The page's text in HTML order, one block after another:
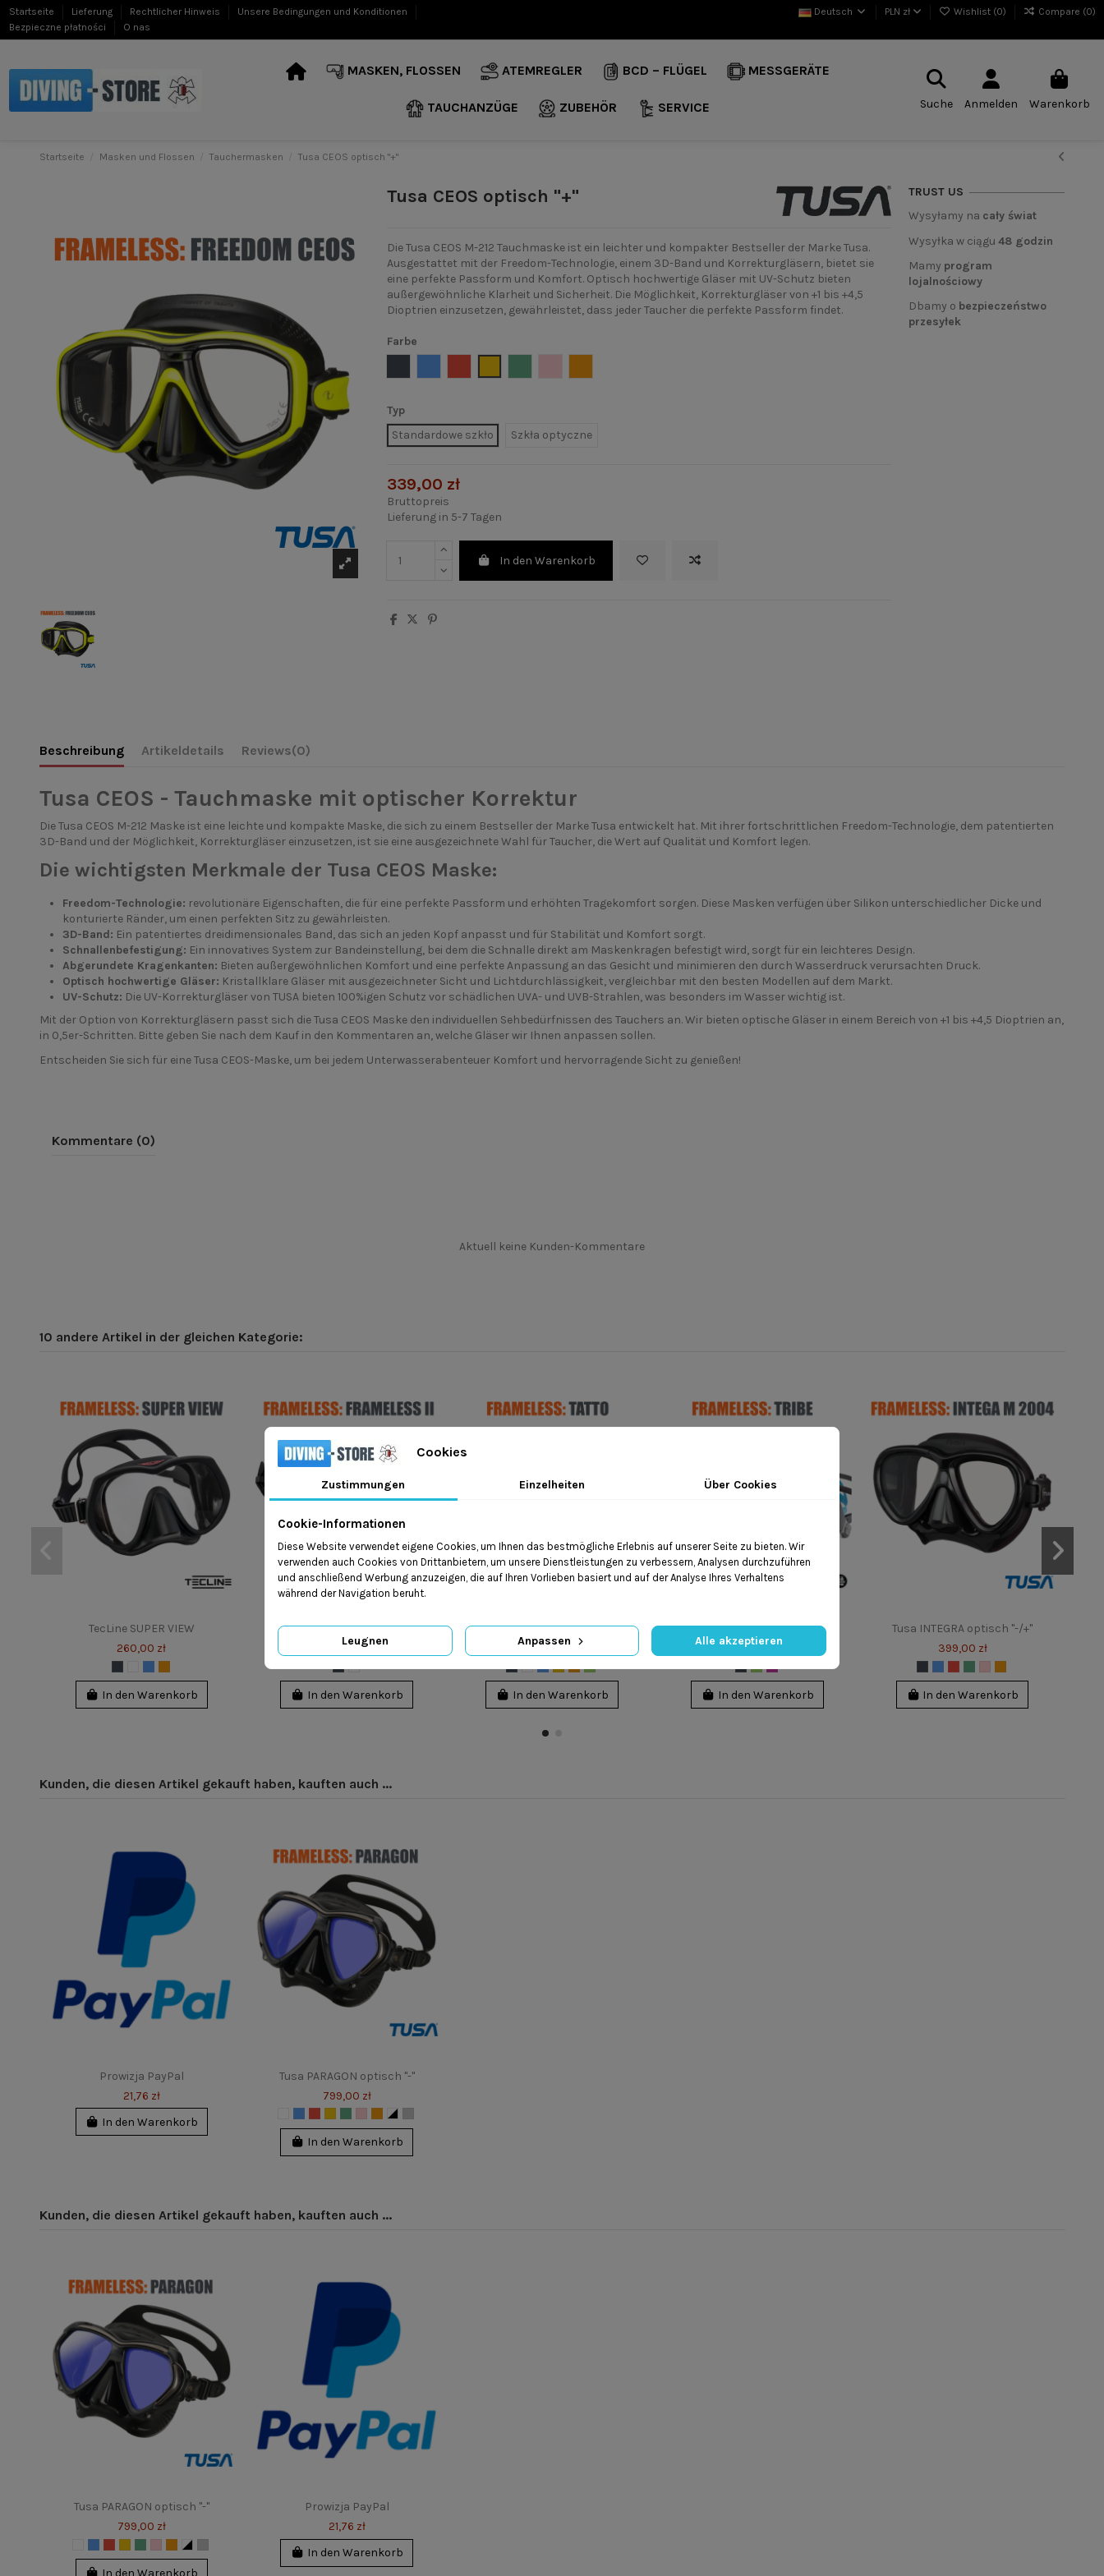
Startseite Lieferung Rechtlicher Hinweis
Unsere Bedingungen und Konditionen
Bezpieczne płatności
O nas
Deutsch PLN zł Wishlist (0) Compare (0)
MASKEN, FLOSSEN ATEMREGLER BCD – FLÜGEL MESSGERÄTE
TAUCHANZÜGE ZUBEHÖR SERVICE Suche Anmelden Warenkorb
Startseite Masken und Flossen Tauchermasken Tusa CEOS optisch "+"
Tusa CEOS optisch "+"
Die Tusa CEOS M-212 Tauchmaske ist ein leichter und kompakter Bestseller der Marke Tusa.
Ausgestattet mit der Freedom-Technologie, einem 3D-Band und Korrekturgläsern, bietet sie
eine perfekte Passform und Komfort. Optisch hochwertige Gläser mit UV-Schutz bieten
außergewöhnliche Klarheit und Sicherheit. Die Möglichkeit, Korrekturgläser von +1 bis +4,5
Dioptrien einzusetzen, gewährleistet, dass jeder Taucher die perfekte Passform findet.
Farbe
Typ
Standardowe szkło
Szkła optyczne
339,00 zł
Bruttopreis
Lieferung in 5-7 Tagen
In den Warenkorb
TRUST US
Wysyłamy na cały świat
Wysyłka w ciągu 48 godzin
Mamy program
lojalnościowy
Dbamy o bezpieczeństwo
przesyłek
Beschreibung Artikeldetails Reviews(0)
Tusa CEOS - Tauchmaske mit optischer Korrektur
Die Tusa CEOS M-212 Maske ist eine leichte und kompakte Maske, die sich zu einem Bestseller der Marke Tusa entwickelt hat. Mit ihrer fortschrittlichen Freedom-Technologie, dem patentierten
3D-Band und der Möglichkeit, Korrekturgläser einzusetzen, ist sie eine ausgezeichnete Wahl für Taucher, die Wert auf Qualität und Komfort legen.
Die wichtigsten Merkmale der Tusa CEOS Maske:
Freedom-Technologie: revolutionäre Eigenschaften, die für eine perfekte Passform und erhöhten Tragekomfort sorgen. Diese Masken verfügen über Silikon unterschiedlicher Dicke und
konturierte Ränder, um einen perfekten Sitz zu gewährleisten.
3D-Band: Ein patentiertes dreidimensionales Band, das sich an jeden Kopf anpasst und für Stabilität und Komfort sorgt.
Schnallenbefestigung: Ein innovatives System zur Bandeinstellung, bei dem die Schnalle direkt am Maskenkragen befestigt wird, sorgt für ein leichteres Design.
Abgerundete Kragenkanten: Bieten außergewöhnlichen Komfort und eine perfekte Anpassung an das Gesicht und minimieren den durch Wasserdruck verursachten Druck.
Optisch hochwertige Gläser: Kristallklare Gläser mit ausgezeichneter Sicht und Lichtdurchlässigkeit, vergleichbar mit den besten Modellen auf dem Markt.
UV-Schutz: Die UV-Korrekturgläser von TUSA bieten 100%igen Schutz vor schädlichen UVA- und UVB-Strahlen, was besonders im Wasser wichtig ist.
Mit der Option von Korrekturgläsern passt sich die Tusa CEOS Maske den individuellen Sehbedürfnissen des Tauchers an. Wir bieten optische Gläser in einem Bereich von +1 bis +4,5 Dioptrien an,
in 0,5er-Schritten. Bitte geben Sie nach dem Kauf in den Kommentaren an, welche Gläser wir Ihnen anpassen sollen.
Entscheiden Sie sich für eine Tusa CEOS-Maske, um bei jedem Unterwasserabenteuer Komfort und hervorragende Sicht zu genießen!
Kommentare (0)
Aktuell keine Kunden-Kommentare
10 andere Artikel in der gleichen Kategorie:
TecLine SUPER VIEW
260,00 zł
In den Warenkorb
TecLine Frameless II
185,00 zł
In den Warenkorb
OMS Tatto
360,00 zł
In den Warenkorb
OMS Tribe
250,00 zł
In den Warenkorb
Tusa INTEGRA optisch "-/+"
399,00 zł
In den Warenkorb
Tusa PARAGON optisch "-"
799,00 zł
Tusa ZENSEE
369,00 zł
Kunden, die diesen Artikel gekauft haben, kauften auch ...
Prowizja PayPal
21,76 zł
In den Warenkorb
Tusa PARAGON optisch "-"
799,00 zł
In den Warenkorb
Kunden, die diesen Artikel gekauft haben, kauften auch ...
Tusa PARAGON optisch "-"
799,00 zł
In den Warenkorb
Prowizja PayPal
21,76 zł
In den Warenkorb
Cookies
Zustimmungen Einzelheiten Über Cookies
Cookie-Informationen
Diese Website verwendet eigene Cookies, um Ihnen das bestmögliche Erlebnis auf unserer Seite zu bieten. Wir
verwenden auch Cookies von Drittanbietern, um unsere Dienstleistungen zu verbessern, Analysen durchzuführen
und anschließend Werbung anzuzeigen, die auf Ihren Vorlieben basiert und auf der Analyse Ihres Verhaltens
während der Navigation beruht.
Leugnen Anpassen Alle akzeptieren